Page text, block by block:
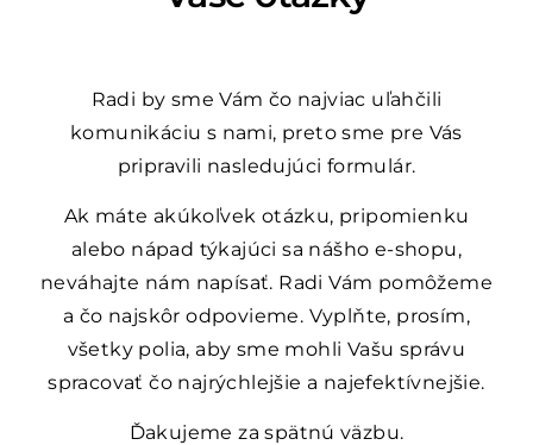
Radi by sme Vám čo najviac uľahčili
komunikáciu s nami, preto sme pre Vás
pripravili nasledujúci formulár.
Ak máte akúkoľvek otázku, pripomienku
alebo nápad týkajúci sa nášho e-shopu,
neváhajte nám napísať. Radi Vám pomôžeme
a čo najskôr odpovieme. Vyplňte, prosím,
všetky polia, aby sme mohli Vašu správu
spracovať čo najrýchlejšie a najefektívnejšie.
Ďakujeme za spätnú väzbu.